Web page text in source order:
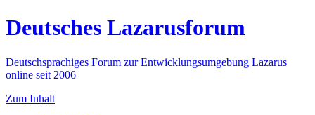
Deutsches Lazarusforum
Deutschsprachiges Forum zur Entwicklungsumgebung Lazarus
online seit 2006
Zum Inhalt